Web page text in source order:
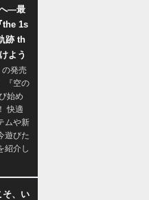
―最
the 1s
跡 th
よう
の発売
『空の
始め
快適
ムや新
遊びた
紹介し
、い